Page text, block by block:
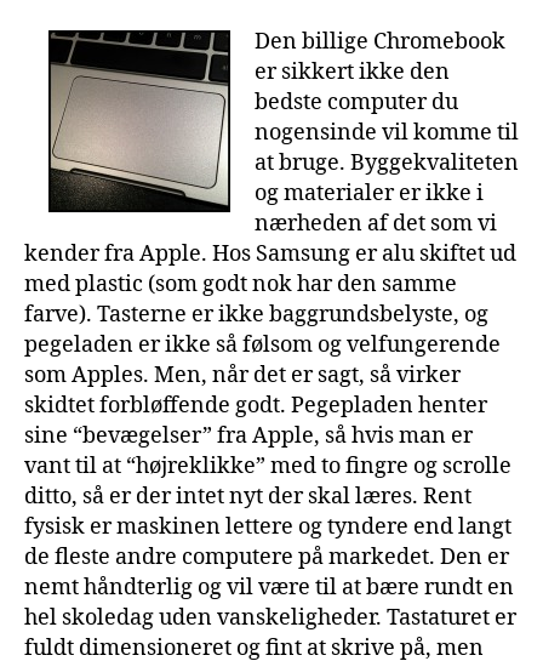
Den billige Chromebook
er sikkert ikke den
bedste computer du
nogensinde vil komme til
at bruge. Byggekvaliteten
og materialer er ikke i
nærheden af det som vi
kender fra Apple. Hos Samsung er alu skiftet ud
med plastic (som godt nok har den samme
farve). Tasterne er ikke baggrundsbelyste, og
pegeladen er ikke så følsom og velfungerende
som Apples. Men, når det er sagt, så virker
skidtet forbløffende godt. Pegepladen henter
sine “bevægelser” fra Apple, så hvis man er
vant til at “højreklikke” med to fingre og scrolle
ditto, så er der intet nyt der skal læres. Rent
fysisk er maskinen lettere og tyndere end langt
de fleste andre computere på markedet. Den er
nemt håndterlig og vil være til at bære rundt en
hel skoledag uden vanskeligheder. Tastaturet er
fuldt dimensioneret og fint at skrive på, men